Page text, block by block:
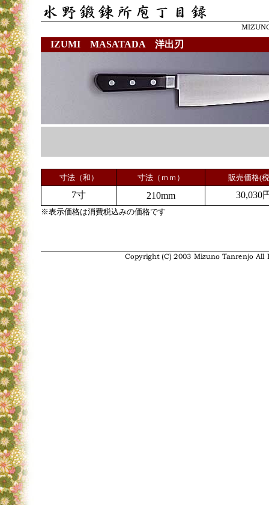
IZUMI MASATADA 洋出刃
寸法（和） 寸法（ｍｍ） 販売価格(
7寸 210mm 30,030
※表示価格は消費税込みの価格です